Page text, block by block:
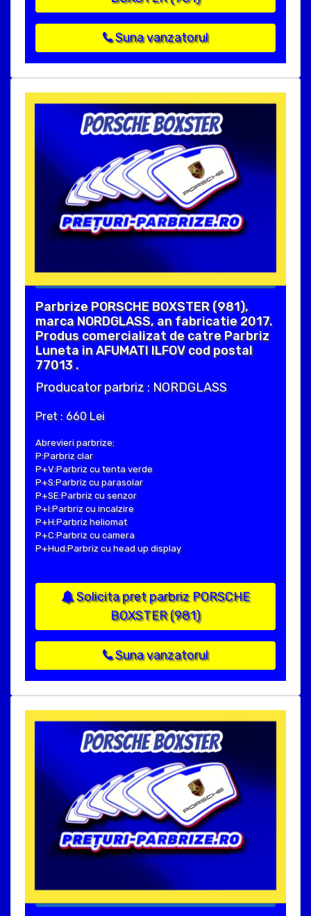
Suna vanzatorul
Parbrize PORSCHE BOXSTER (981),
marca NORDGLASS, an fabricatie 2017.
Produs comercializat de catre Parbriz
Luneta in AFUMATI ILFOV cod postal
77013 .
Producator parbriz : NORDGLASS
Pret : 660 Lei
Abrevieri parbrize:
P:Parbriz clar
P+V:Parbriz cu tenta verde
P+S:Parbriz cu parasolar
P+SE:Parbriz cu senzor
P+I:Parbriz cu incalzire
P+H:Parbriz heliomat
P+C:Parbriz cu camera
P+Hud:Parbriz cu head up display
Solicita pret parbriz PORSCHE
BOXSTER (981)
Suna vanzatorul